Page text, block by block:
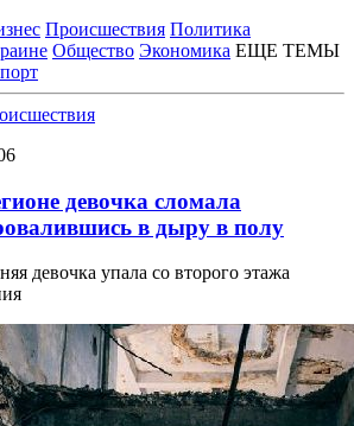
Происшествия Политика
Общество Экономика ЕЩЕ ТЕМЫ
девочка сломала
в дыру в полу
девочка упала со второго этажа